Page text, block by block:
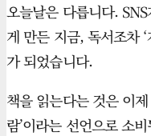
오늘날은 다릅니다.
게 만든 지금, 독서조차
가 되었습니다.
책을 읽는다는 것은 이
람’이라는 선언으로 소